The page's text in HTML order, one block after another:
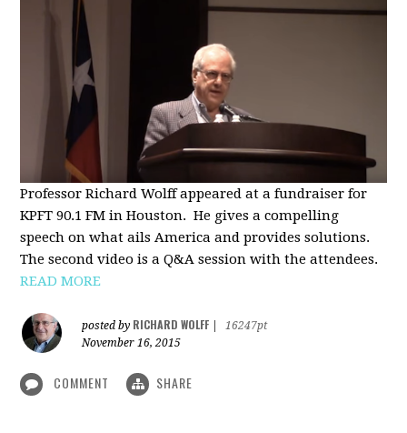
Professor Richard Wolff appeared at a fundraiser for
KPFT 90.1 FM in Houston. He gives a compelling
speech on what ails America and provides solutions.
The second video is a Q&A session with the attendees.
READ MORE
posted by RICHARD WOLFF
16247pt
November 16, 2015
COMMENT SHARE